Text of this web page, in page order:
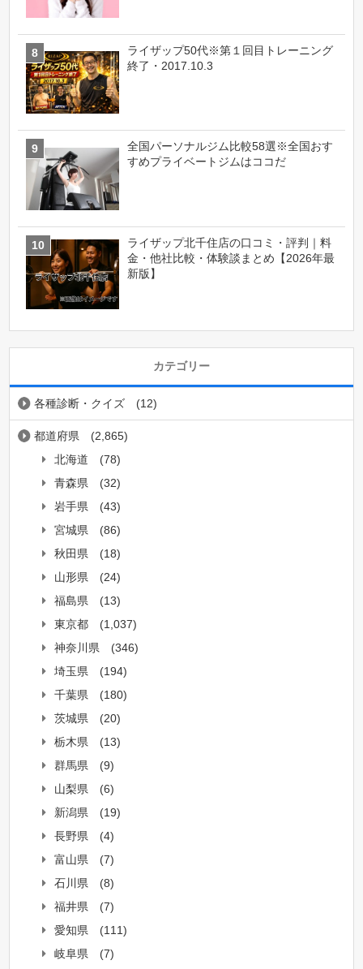
ライザップ50代※第１回目トレーニング
終了・2017.10.3
全国パーソナルジム比較58選※全国おす
すめプライベートジムはココだ
ライザップ北千住店の口コミ・評判｜料
金・他社比較・体験談まとめ【2026年最
新版】
カテゴリー
各種診断・クイズ (12)
都道府県
(2,865)
北海道
(78)
青森県
(32)
岩手県
(43)
宮城県
(86)
秋田県
(18)
山形県
(24)
福島県
(13)
東京都
(1,037)
神奈川県
(346)
埼玉県
(194)
千葉県
(180)
茨城県
(20)
栃木県
(13)
群馬県
(9)
山梨県
(6)
新潟県
(19)
長野県
(4)
富山県
(7)
石川県
(8)
福井県
(7)
愛知県
(111)
岐阜県
(7)